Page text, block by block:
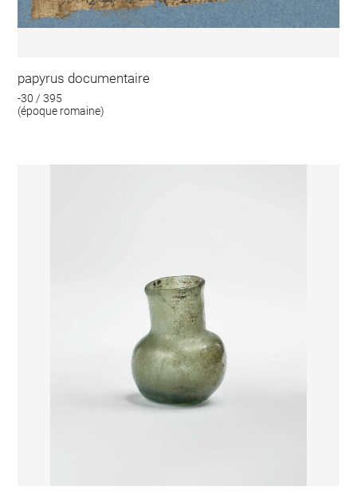
papyrus documentaire
-30 / 395
(époque romaine)